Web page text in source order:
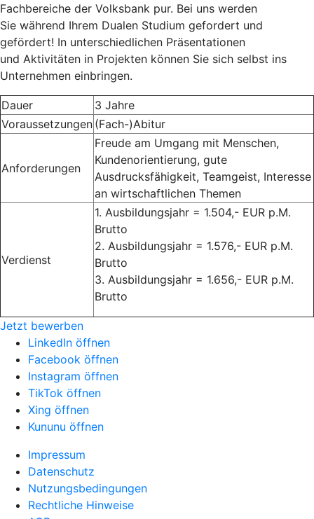
Fachbereiche der Volksbank pur. Bei uns werden
Sie während Ihrem Dualen Studium gefordert und
gefördert! In unterschiedlichen Präsentationen
und Aktivitäten in Projekten können Sie sich selbst ins
Unternehmen einbringen.
Dauer
3 Jahre
Voraussetzungen (Fach-)Abitur
Anforderungen
Freude am Umgang mit Menschen,
Kundenorientierung, gute
Ausdrucksfähigkeit, Teamgeist, Interesse
an wirtschaftlichen Themen
Verdienst
1. Ausbildungsjahr = 1.504,- EUR p.M.
Brutto
2. Ausbildungsjahr = 1.576,- EUR p.M.
Brutto
3. Ausbildungsjahr = 1.656,- EUR p.M.
Brutto
Jetzt bewerben
LinkedIn öffnen
Facebook öffnen
Instagram öffnen
TikTok öffnen
Xing öffnen
Kununu öffnen
Impressum
Datenschutz
Nutzungsbedingungen
Rechtliche Hinweise